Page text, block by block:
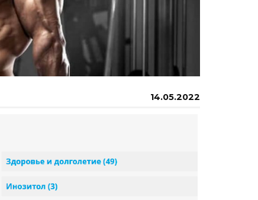
14.05.2022